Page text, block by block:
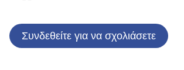
Συνδεθείτε για να σχολιάσετε